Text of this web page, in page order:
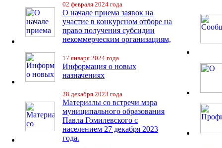
02 февраля 2024 года
О начале приема заявок на
участие в конкурсном отборе на
право получения субсидии
некоммерческим организациям,
17 января 2024 года
Информация о новых
назначениях
28 декабря 2023 года
Материалы со встречи мэра
муниципального образования
Павла Гомилевского с
населением 27 декабря 2023
года.